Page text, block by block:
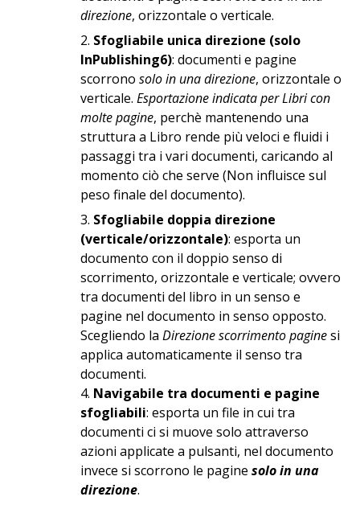
direzione, orizzontale o verticale.
Sfogliabile unica direzione (solo
InPublishing6): documenti e pagine
scorrono solo in una direzione, orizzontale o
verticale. Esportazione indicata per Libri con
molte pagine, perchè mantenendo una
struttura a Libro rende più veloci e fluidi i
passaggi tra i vari documenti, caricando al
momento ciò che serve (Non influisce sul
peso finale del documento).
Sfogliabile doppia direzione
(verticale/orizzontale): esporta un
documento con il doppio senso di
scorrimento, orizzontale e verticale; ovvero
tra documenti del libro in un senso e
pagine nel documento in senso opposto.
Scegliendo la Direzione scorrimento paginesi
applica automaticamente il senso tra
documenti.
4. Navigabile tra documenti e pagine
sfogliabili: esporta un file in cui tra
documenti ci si muove solo attraverso
azioni applicate a pulsanti, nel documento
invece si scorrono le pagine solo in una
direzione.